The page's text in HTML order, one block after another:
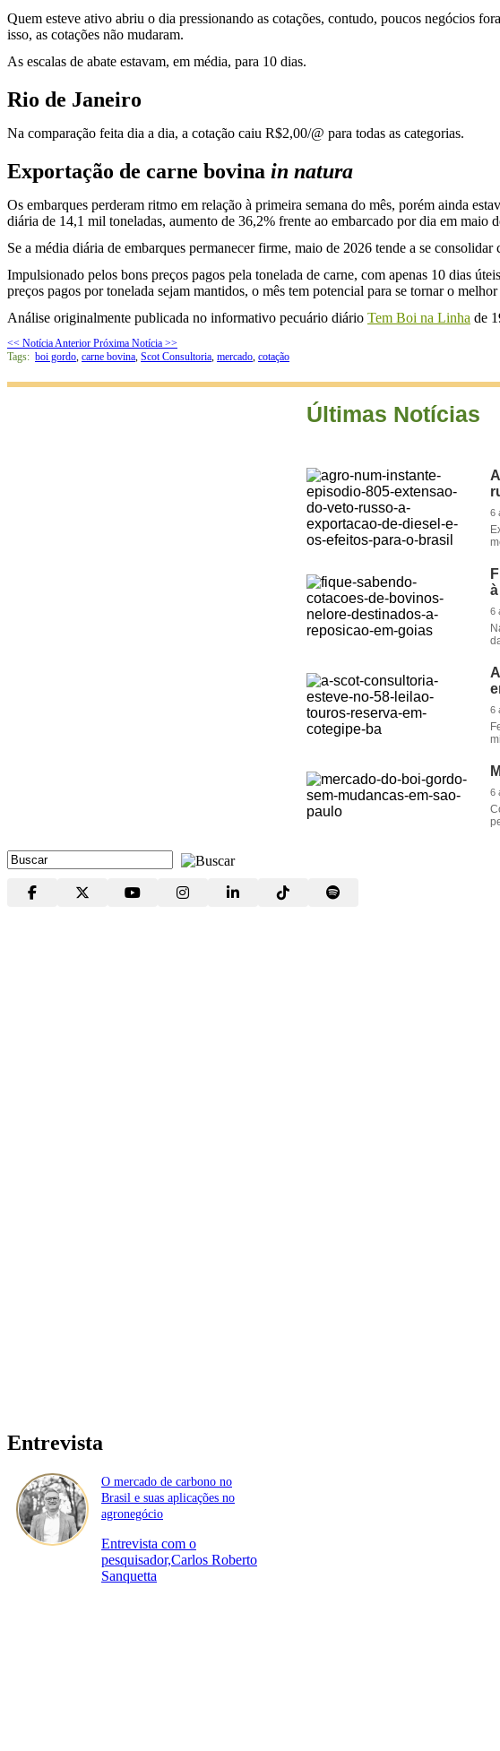
Quem esteve ativo abriu o dia pressionando as cotações, contudo, poucos negócios
isso, as cotações não mudaram.
As escalas de abate estavam, em média, para 10 dias.
Rio de Janeiro
Na comparação feita dia a dia, a cotação caiu R$2,00/@ para todas as categorias.
Exportação de carne bovina in natura
Os embarques perderam ritmo em relação à primeira semana do mês, porém ainda
diária de 14,1 mil toneladas, aumento de 36,2% frente ao embarcado por dia em
Se a média diária de embarques permanecer firme, maio de 2026 tende a se
Impulsionado pelos bons preços pagos pela tonelada de carne, com apenas 10 dias
preços pagos por tonelada sejam mantidos, o mês tem potencial para se tornar o
Análise originalmente publicada no informativo pecuário diário Tem Boi na Linha de
<< Notícia Anterior Próxima Notícia >>
Tags: boi gordo carne bovina Scot Consultoria mercado cotação
Últimas Notícias
6
6
6
6
Entrevista
O mercado de carbono no
Brasil e suas aplicações no
agronegócio
Entrevista com o
pesquisador,Carlos Roberto
Sanquetta